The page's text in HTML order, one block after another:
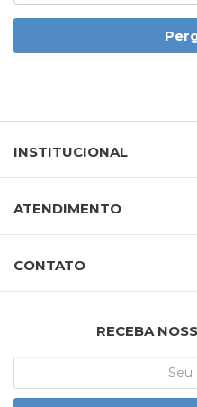
INSTITUCIONAL
ATENDIMENTO
CONTATO
RECEBA